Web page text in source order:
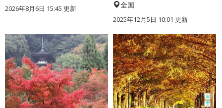
2026年8月6日 15:45 更新 全国
2025年12月5日 10:01 更新